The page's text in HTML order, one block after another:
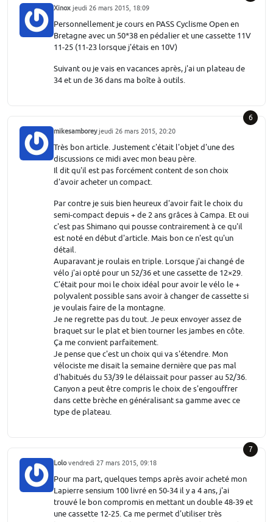
Xinox jeudi 26 mars 2015, 18:09
Personnellement je cours en PASS Cyclisme Open en
Bretagne avec un 50*38 en pédalier et une cassette 11V
11-25 (11-23 lorsque j'étais en 10V)
Suivant ou je vais en vacances après, j'ai un plateau de
34 et un de 36 dans ma boîte à outils.
6
mikesamboreyjeudi 26 mars 2015, 20:20
Très bon article. Justement c'était l'objet d'une des
discussions ce midi avec mon beau père.
Il dit qu'il est pas forcément content de son choix
d'avoir acheter un compact.
Par contre je suis bien heureux d'avoir fait le choix du
semi-compact depuis + de 2 ans grâces à Campa. Et oui
c'est pas Shimano qui pousse contrairement à ce qu'il
est noté en début d'article. Mais bon ce n'est qu'un
détail.
Auparavant je roulais en triple. Lorsque j'ai changé de
vélo j'ai opté pour un 52/36 et une cassette de 12×29.
C'était pour moi le choix idéal pour avoir le vélo le +
polyvalent possible sans avoir à changer de cassette si
je voulais faire de la montagne.
Je ne regrette pas du tout. Je peux envoyer assez de
braquet sur le plat et bien tourner les jambes en côte.
Ça me convient parfaitement.
Je pense que c'est un choix qui va s'étendre. Mon
vélociste me disait la semaine dernière que pas mal
d'habitués du 53/39 le délaissait pour passer au 52/36.
Canyon a peut être compris le choix de s'engouffrer
dans cette brèche en généralisant sa gamme avec ce
type de plateau.
7
Lolovendredi 27 mars 2015, 09:18
Pour ma part, quelques temps après avoir acheté mon
Lapierre sensium 100 livré en 50-34 il y a 4 ans, j'ai
trouvé le bon compromis en mettant un double 48-39 et
une cassette 12-25. Ca me permet d'utiliser très